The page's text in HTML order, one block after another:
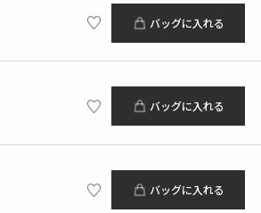
バッグに入れる
バッグに入れる
バッグに入れる